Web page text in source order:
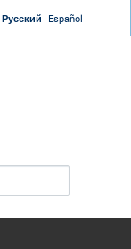
Русский Español